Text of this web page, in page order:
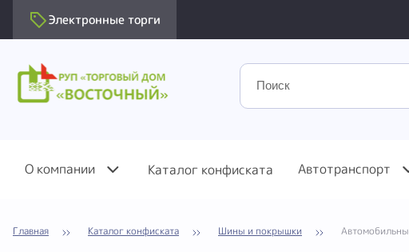
Электронные торги
О компании Каталог конфиската Автотранспорт
Главная Каталог конфиската Шины и покрышки